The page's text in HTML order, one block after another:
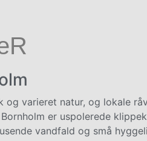
og varieret natur, og lokale
er uspolerede
vandfald og små